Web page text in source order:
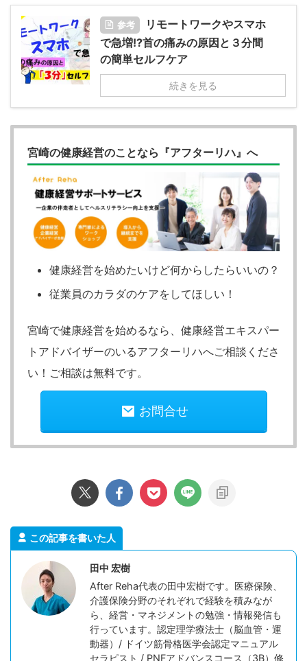
参考
リモートワークやスマホ
で急増!?首の痛みの原因と３分間
の簡単セルフケア
続きを見る
宮崎の健康経営のことなら『アフターリハ』へ
健康経営を始めたいけど何からしたらいいの？
従業員のカラダのケアをしてほしい！
宮崎で健康経営を始めるなら、健康経営エキスパー
トアドバイザーのいるアフターリハへご相談くださ
い！ご相談は無料です。
お問合せ
この記事を書いた人
田中 宏樹
After Reha代表の田中宏樹です。医療保険、
介護保険分野のそれぞれで経験を積みなが
ら、経営・マネジメントの勉強・情報発信も
行っています。認定理学療法士（脳血管・運
動器）/ ドイツ筋骨格医学会認定マニュアル
セラピスト / PNFアドバンスコース（3B）修